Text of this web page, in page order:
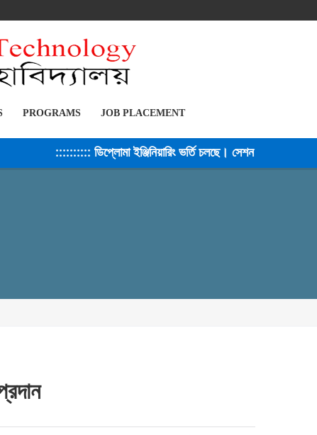
PROGRAMS JOB PLACEMENT
ইঞ্জিনিয়ারিং ভর্তি চলছে। সেশন ২০২৫-২৬ ::::::::::